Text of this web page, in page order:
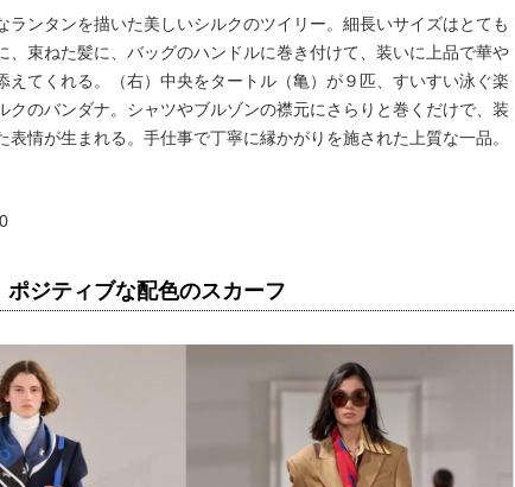
ランタンを描いた美しいシルクのツイリー。細長いサイズはとても
、束ねた髪に、バッグのハンドルに巻き付けて、装いに上品で華や
えてくれる。（右）中央をタートル（亀）が９匹、すいすい泳ぐ楽
クのバンダナ。シャツやブルゾンの襟元にさらりと巻くだけで、装
表情が生まれる。手仕事で丁寧に縁かがりを施された上質な一品。
ポジティブな配色のスカーフ